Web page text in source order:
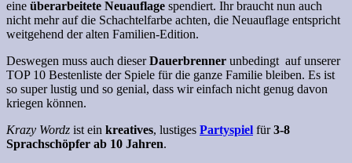
eine überarbeitete Neuauflage spendiert. Ihr braucht nun auch
nicht mehr auf die Schachtelfarbe achten, die Neuauflage entspricht
weitgehend der alten Familien-Edition.
Deswegen muss auch dieserDauerbrenner unbedingt auf unserer
TOP 10 Bestenliste der Spiele für die ganze Familie bleiben. Es ist
so super lustig und so genial, dass wir einfach nicht genug davon
kriegen können.
Krazy Wordz ist ein kreatives, lustiges Partyspiel für3-8
Sprachschöpfer ab 10 Jahren.